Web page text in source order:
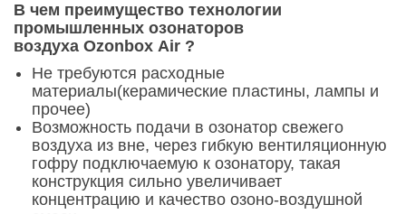
В чем преимущество технологии
промышленных озонаторов
воздуха Ozonbox Аir ?
Не требуются расходные
материалы(керамические пластины, лампы и
прочее)
Возможность подачи в озонатор свежего
воздуха из вне, через гибкую вентиляционную
гофру подключаемую к озонатору, такая
конструкция сильно увеличивает
концентрацию и качество озоно-воздушной